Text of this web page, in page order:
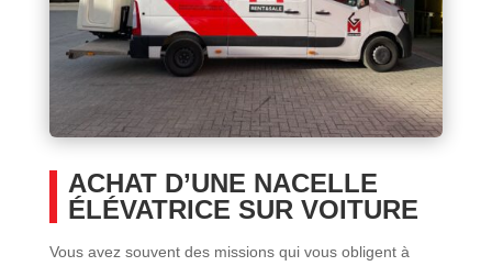
ACHAT D’UNE NACELLE
ÉLÉVATRICE SUR VOITURE
Vous avez souvent des missions qui vous obligent à